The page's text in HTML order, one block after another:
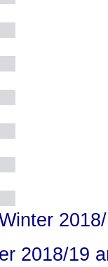
2018/19